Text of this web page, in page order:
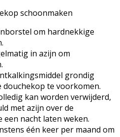
schoonmaken
om hardnekkige
in azijn om
grondig
douchekop te voorkomen.
kan worden verwijderd,
met azijn over de
een nacht laten weken.
één keer per maand om